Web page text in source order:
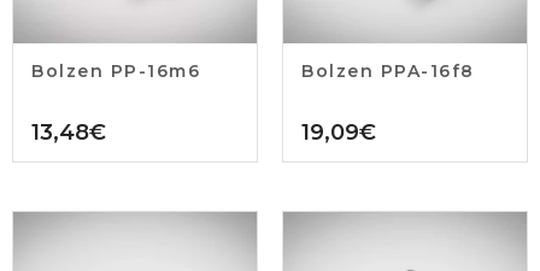
Bolzen PP-16m6
13,48€
Bolzen PPA-16f8
19,09€